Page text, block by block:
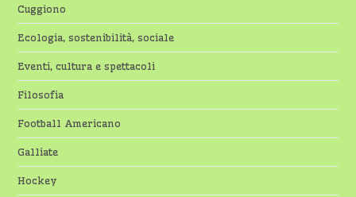
Cuggiono
Ecologia, sostenibilità, sociale
Eventi, cultura e spettacoli
Filosofia
Football Americano
Galliate
Hockey